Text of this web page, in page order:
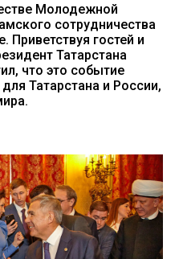
Молодежной
сотрудничества
Приветствуя гостей и
Татарстана
что это событие
Татарстана и России,